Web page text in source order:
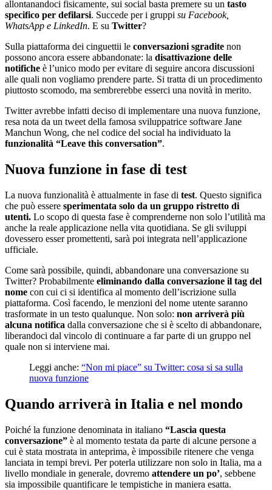
allontanandoci fisicamente, sui social basta premere su un tasto
specifico per defilarsi. Succede per i gruppi su Facebook,
WhatsApp e LinkedIn. E su Twitter?
Sulla piattaforma dei cinguettii le conversazioni sgradite non
possono ancora essere abbandonate: la disattivazione delle
notifiche è l’unico modo per evitare di seguire ancora discussioni
alle quali non vogliamo prendere parte. Si tratta di un procedimento
piuttosto scomodo, ma sembrerebbe esserci una novità in merito.
Twitter avrebbe infatti deciso di implementare una nuova funzione,
resa nota da un tweet della famosa sviluppatrice software Jane
Manchun Wong, che nel codice del social ha individuato la
funzionalità “Leave this conversation”.
Nuova funzione in fase di test
La nuova funzionalità è attualmente in fase di test. Questo significa
che può essere sperimentata solo da un gruppo ristretto di
utenti. Lo scopo di questa fase è comprenderne non solo l’utilità ma
anche la reale applicazione nella vita quotidiana. Se gli sviluppi
dovessero esser promettenti, sarà poi integrata nell’applicazione
ufficiale.
Come sarà possibile, quindi, abbandonare una conversazione su
Twitter? Probabilmente eliminando dalla conversazione il tag del
nome con cui ci si identifica al momento dell’iscrizione sulla
piattaforma. Così facendo, le menzioni del nome utente saranno
trasformate in un testo qualunque. Non solo: non arriverà più
alcuna notifica dalla conversazione che si è scelto di abbandonare,
liberandoci dal vincolo di continuare a far parte di un gruppo nel
quale non si interviene mai.
Leggi anche: “Non mi piace” su Twitter: cosa si sa sulla
nuova funzione
Quando arriverà in Italia e nel mondo
Poiché la funzione denominata in italiano “Lascia questa
conversazione” è al momento testata da parte di alcune persone a
cui è stata mostrata in anteprima, è impossibile ritenere che venga
lanciata in tempi brevi. Per poterla utilizzare non solo in Italia, ma a
livello mondiale in generale, dovremo attendere un po’, sebbene
sia impossibile quantificare le tempistiche in maniera esatta.